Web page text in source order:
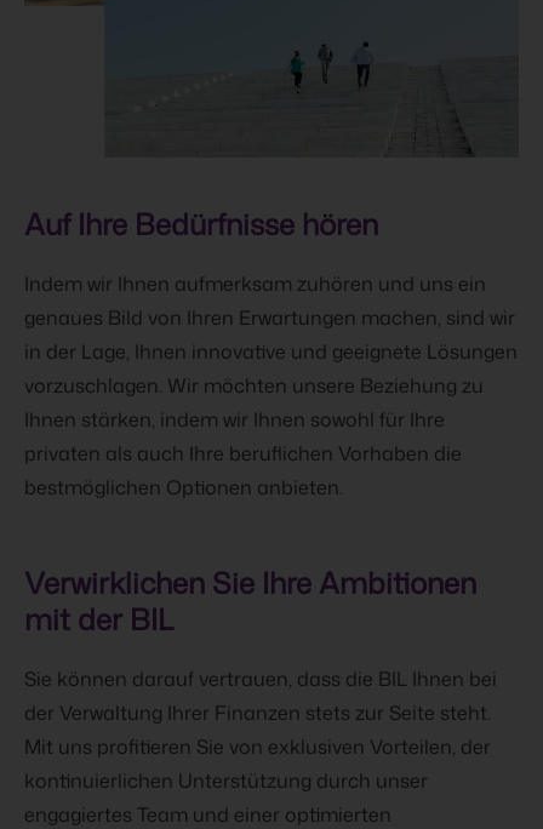
Auf Ihre Bedürfnisse hören
Indem wir Ihnen aufmerksam zuhören und uns ein
genaues Bild von Ihren Erwartungen machen, sind wir
in der Lage, Ihnen innovative und geeignete Lösungen
vorzuschlagen. Wir möchten unsere Beziehung zu
Ihnen stärken, indem wir Ihnen sowohl für Ihre
privaten als auch Ihre beruflichen Vorhaben die
bestmöglichen Optionen anbieten.
Verwirklichen Sie Ihre Ambitionen
mit der BIL
Sie können darauf vertrauen, dass die BIL Ihnen bei
der Verwaltung Ihrer Finanzen stets zur Seite steht.
Mit uns profitieren Sie von exklusiven Vorteilen, der
kontinuierlichen Unterstützung durch unser
engagiertes Team und einer optimierten